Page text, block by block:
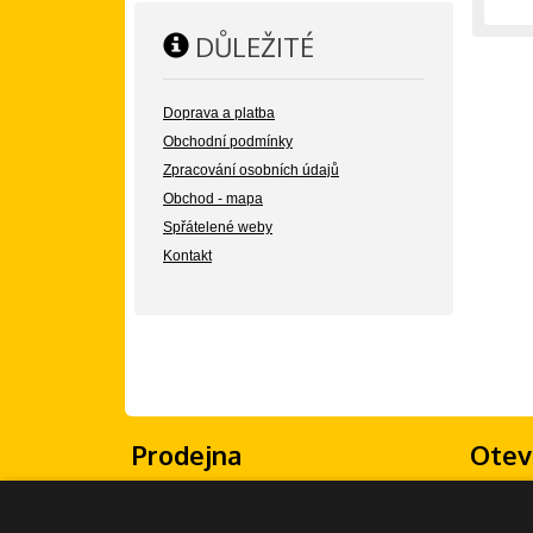
DŮLEŽITÉ
Doprava a platba
Obchodní podmínky
Zpracování osobních údajů
Obchod - mapa
Spřátelené weby
Kontakt
Prodejna
So - Ne: